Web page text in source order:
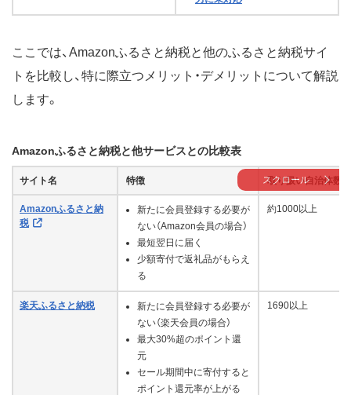
ここでは、Amazonふるさと納税と他のふるさと納税サイ
トを比較し、特に際立つメリット・デメリットについて解説
します。
Amazonふるさと納税と他サービスとの比較表
サイト名 特徴 取り扱い自治体数
Amazonふるさと納
税
新たに会員登録する必要が
ない（Amazon会員の場合）
最短翌日に届く
少額寄付で返礼品がもらえ
る
約1000以上
楽天ふるさと納税
新たに会員登録する必要が
ない（楽天会員の場合）
最大30%超のポイント還
元
セール期間中に寄付すると
ポイント還元率が上がる
1690以上
スクロール